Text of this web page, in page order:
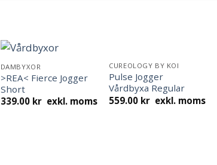
DAMBYXOR
>REA< Fierce Jogger
Short
339.00 krexkl. moms
CUREOLOGY BY KOI
Pulse Jogger
Vårdbyxa Regular
559.00 kr exkl. moms